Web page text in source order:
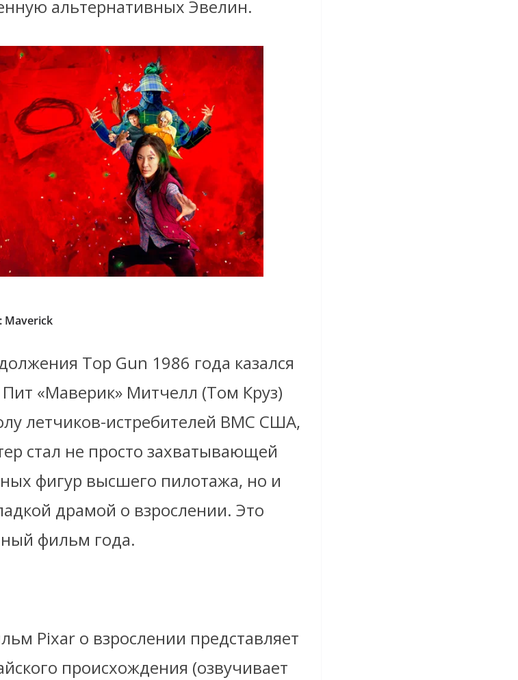
альтернативных Эвелин.
Maverick
Top Gun 1986 года казался
«Маверик» Митчелл (Том Круз)
летчиков-истребителей ВМС США,
стал не просто захватывающей
фигур высшего пилотажа, но и
драмой о взрослении. Это
фильм года.
Pixar о взрослении представляет
происхождения (озвучивает